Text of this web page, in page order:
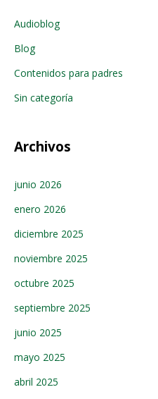
Audioblog
Blog
Contenidos para padres
Sin categoría
Archivos
junio 2026
enero 2026
diciembre 2025
noviembre 2025
octubre 2025
septiembre 2025
junio 2025
mayo 2025
abril 2025